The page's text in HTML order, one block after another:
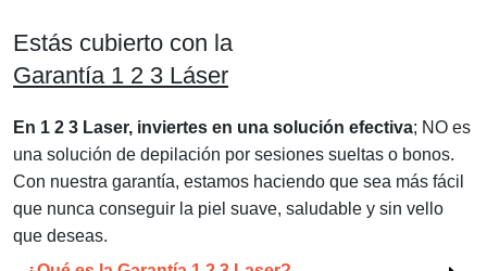
Estás cubierto con la
Garantía 1 2 3 Láser
En 1 2 3 Laser, inviertes en una solución efectiva; NO es
una solución de depilación por sesiones sueltas o bonos.
Con nuestra garantía, estamos haciendo que sea más fácil
que nunca conseguir la piel suave, saludable y sin vello
que deseas.